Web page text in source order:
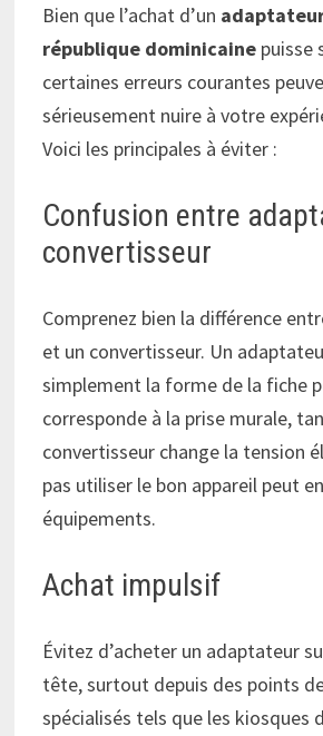
Bien que l’achat d’un
république dominicaine puisse
certaines erreurs courantes
sérieusement nuire à votre
Voici les principales à éviter :
Confusion entre
convertisseur
Comprenez bien la différence
et un convertisseur. Un
simplement la forme de la fiche
corresponde à la prise murale,
convertisseur change la tension
pas utiliser le bon appareil peut
équipements.
Achat impulsif
Évitez d’acheter un adaptateur
tête, surtout depuis des points
spécialisés tels que les kiosques